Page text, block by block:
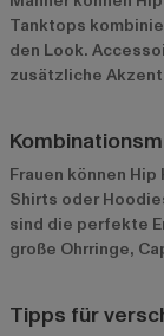
Tanktops
den Look.
zusätzliche
Frauen können
Shirts oder
sind die perfekte
große Ohrringe,
Tipps für